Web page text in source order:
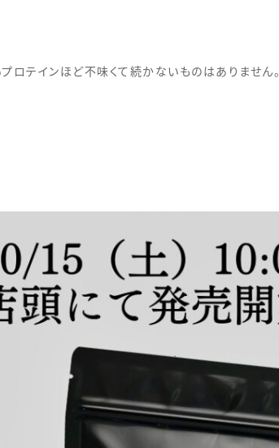
ロテインほど不味くて続かないものはありません。